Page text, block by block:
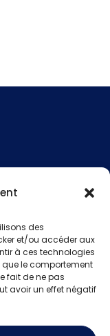
des
et/ou accéder aux
à ces technologies
le comportement
fait de ne pas
avoir un effet négatif